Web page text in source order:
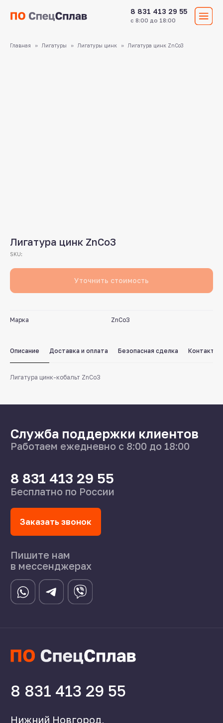
8 831 413 29 55
Главная Лигатуры Лигатуры цинк Лигатура цинк ZnCo3
Лигатура цинк ZnCo3
SKU:
Уточнить стоимость
Марка ZnCo3
Описание Доставка и оплата Безопасная сделка Контакты
Лигатура цинк-кобальт ZnCo3
Работаем ежедневно с 8:00 до 18:00
в мессенджерах
Бесплатно по России
ул Федосеенко, 57
8 831 413 29 55
Калькуляторы
Производство
Каталог
Справочник
Статьи